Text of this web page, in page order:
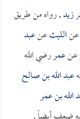
زيد, رواه من طريق
عنالليثعنعبد
عنعمررضي الله
عبد الله بن صالح
الله بن عمر